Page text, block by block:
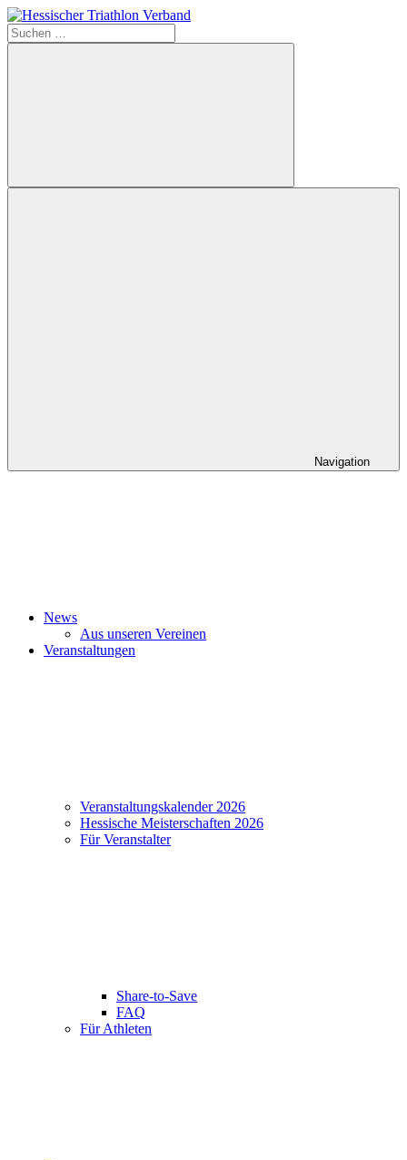
Zum
Inhalt
springen
Hessischer
Suchen
nach:
Suchen
Navigation
News
Aus unseren Vereinen
Veranstaltungen
Veranstaltungskalender 2026
Hessische Meisterschaften 2026
Für Veranstalter
Share-to-Save
FAQ
Für Athleten